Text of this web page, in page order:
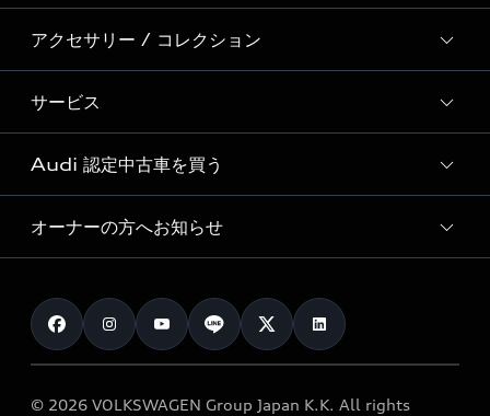
Audi Sport
Formula 1®
デジタルサービス
新車在庫検索
試乗車・展示車検索
見積もり依頼
試乗予約
モデル一覧
特別仕様モデル / 限定モデル
e-tronラインアップ
価格シミュレーション
車両比較
カタログ一覧
アクセサリー / コレクション
純正アクセサリー
オンラインショップ
Audi collection
アウディナビアプリ
サービス
サービス入庫予約
サービスプログラム
メンテナンス
車検 / 定期点検
e-tronアフターサポート
Audi 認定中古車を買う
Audi認定中古車
クオリティ
保証
メンテナンス
オーナーの方へお知らせ
お知らせ
オーナー様向けキャンペーン
© 2026 VOLKSWAGEN Group Japan K.K. All rights